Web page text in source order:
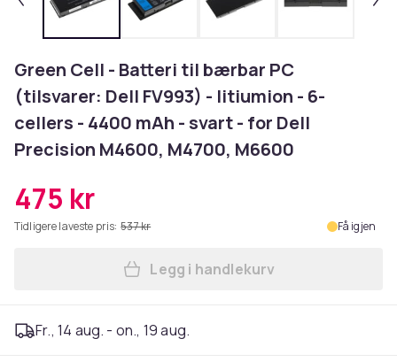
Green Cell - Batteri til bærbar PC
(tilsvarer: Dell FV993) - litiumion - 6-
cellers - 4400 mAh - svart - for Dell
Precision M4600, M4700, M6600
475 kr
Tidligere laveste pris: 537 kr Få igjen
Legg Green Cell - Batteri
Legg i handlekurv
Fr., 14 aug. - on., 19 aug.